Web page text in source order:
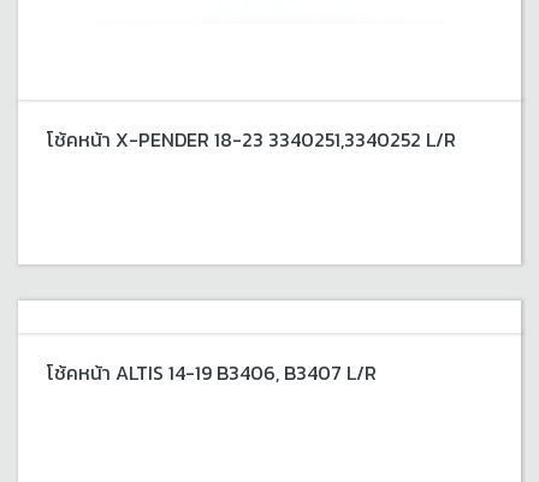
โช้คหน้า X-PENDER 18-23 3340251,3340252 L/R
โช้คหน้า ALTIS 14-19 B3406, B3407 L/R